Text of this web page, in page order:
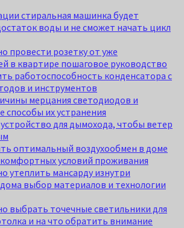
стиральная машинка будет
воды и не сможет начать цикл
провести розетку от уже
в квартире пошаговое руководство
работоспособность конденсатора с
и инструментов
мерцания светодиодов и
их устранения
для дымохода, чтобы ветер
оптимальный воздухообмен в доме
комфортных условий проживания
утеплить мансарду изнутри
выбор материалов и технологии
выбрать точечные светильники для
и на что обратить внимание